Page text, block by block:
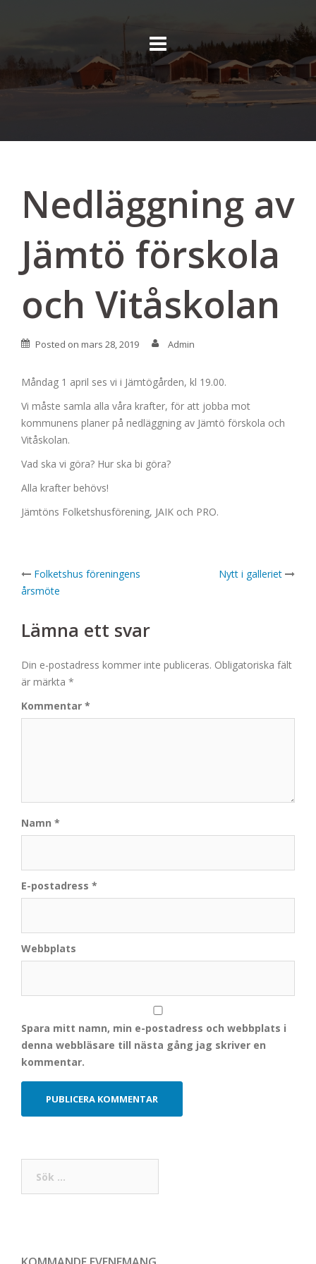
Nedläggning av
Jämtö förskola
och Vitåskolan
Posted on mars 28, 2019 Admin
Måndag 1 april ses vi i Jämtögården, kl 19.00.
Vi måste samla alla våra krafter, för att jobba mot
kommunens planer på nedläggning av Jämtö förskola och
Vitåskolan.
Vad ska vi göra? Hur ska bi göra?
Alla krafter behövs!
Jämtöns Folketshusförening, JAIK och PRO.
Post
navigation
Folketshus föreningens
årsmöte
Nytt i galleriet
Lämna ett svar
Din e-postadress kommer inte publiceras. Obligatoriska fält
är märkta *
Kommentar *
Namn *
E-postadress *
Webbplats
Spara mitt namn, min e-postadress och webbplats i
denna webbläsare till nästa gång jag skriver en
kommentar.
efter: